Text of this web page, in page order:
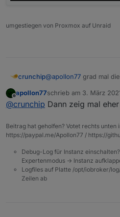
umgestiegen von Proxmox auf Unraid
crunchip@apollon77 grad mal
Das ist genau der
gelöscht habe und ins
apollon77schrieb am 3. März
zuletzt editiert von
@crunchip Dann zeig mal
Beitrag hat geholfen? Votet rechts unten
https://paypal.me/Apollon77 / https://
Debug-Log für Instanz
Expertenmodus -> Instanz
Logfiles auf Platte /opt/iobroker/
Zeilen ab